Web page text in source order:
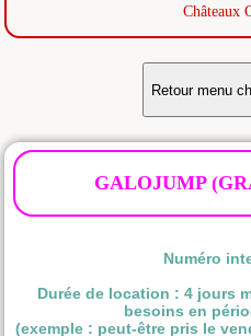
Châteaux
Retour menu
GALOJUMP
Numéro
Durée de location : 4 jours
besoins en
(exemple : peut-être pris le